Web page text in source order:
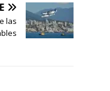
las